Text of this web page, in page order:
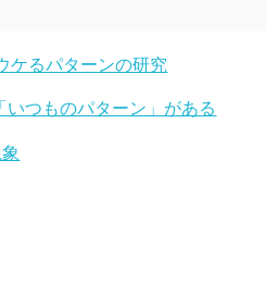
ケるパターンの研究
つものパターン」がある